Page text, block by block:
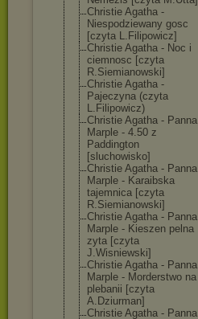
Christie Agatha -
Niespodziewany gosc
[czyta L.Filipowicz]
Christie Agatha - Noc i
ciemnosc [czyta
R.Siemianowski]
Christie Agatha -
Pajeczyna (czyta
L.Filipowicz)
Christie Agatha - Panna
Marple - 4.50 z
Paddington
[sluchowisko]
Christie Agatha - Panna
Marple - Karaibska
tajemnica [czyta
R.Siemianowski]
Christie Agatha - Panna
Marple - Kieszen pelna
zyta [czyta
J.Wisniewski]
Christie Agatha - Panna
Marple - Morderstwo na
plebanii [czyta
A.Dziurman]
Christie Agatha - Panna